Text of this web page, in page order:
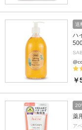
送
ハ
￥
薬
ア